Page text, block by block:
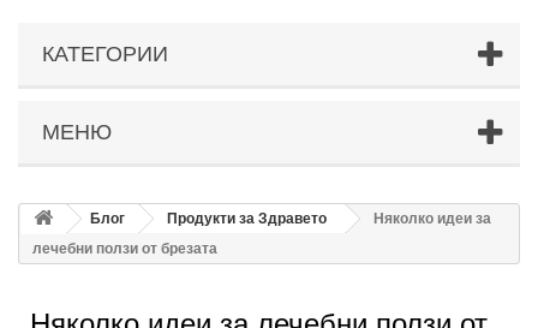
КАТЕГОРИИ
МЕНЮ
Блог Продукти за Здравето
Няколко идеи за
лечебни ползи от брезата